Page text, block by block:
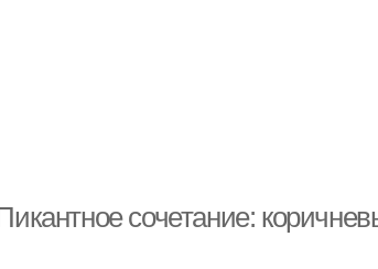
сочетание: